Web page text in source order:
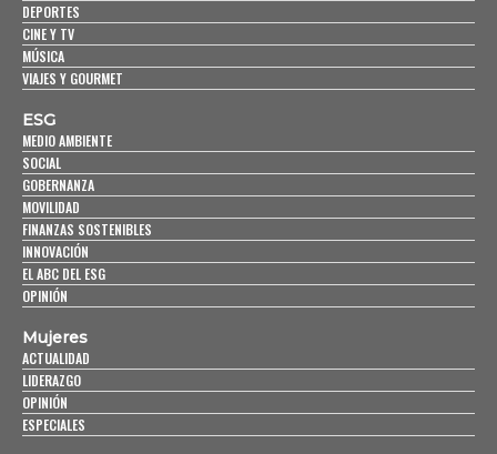
DEPORTES
CINE Y TV
MÚSICA
VIAJES Y GOURMET
ESG
MEDIO AMBIENTE
SOCIAL
GOBERNANZA
MOVILIDAD
FINANZAS SOSTENIBLES
INNOVACIÓN
EL ABC DEL ESG
OPINIÓN
Mujeres
ACTUALIDAD
LIDERAZGO
OPINIÓN
ESPECIALES